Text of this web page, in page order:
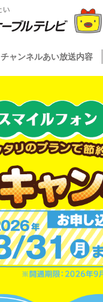
チャンネルあい放送内容